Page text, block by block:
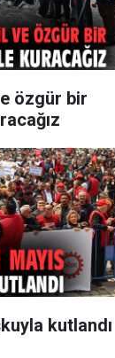
özgür bir
kutlandı